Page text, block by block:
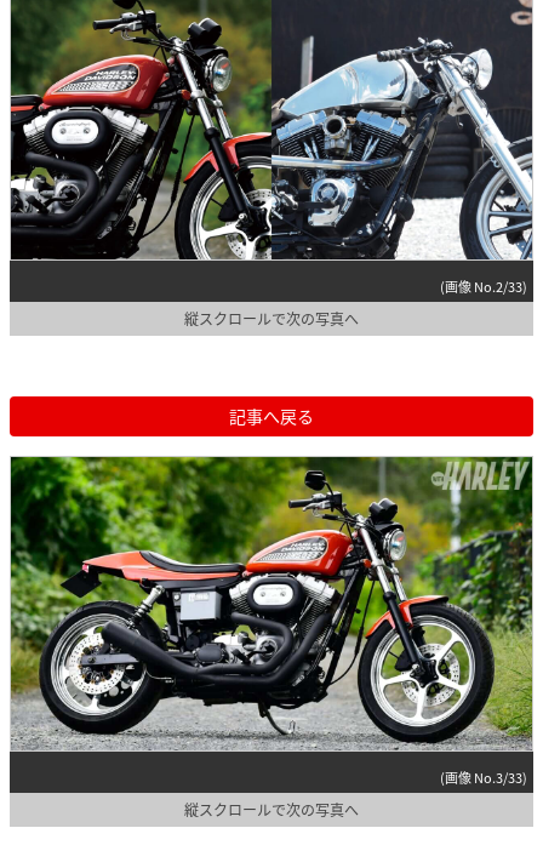
(画像 No.2/33)
縦スクロールで次の写真へ
記事へ戻る
(画像 No.3/33)
縦スクロールで次の写真へ